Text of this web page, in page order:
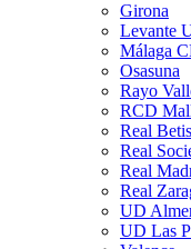
Girona
Levante
Málaga
Osasuna
Rayo
RCD
Real Betis
Real
Real
Real
UD
UD Las